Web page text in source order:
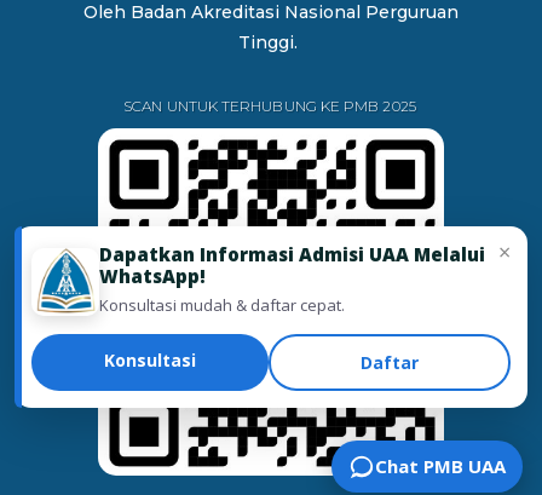
Oleh Badan Akreditasi Nasional Perguruan
Tinggi.
SCAN UNTUK TERHUBUNG KE PMB 2025
Chat PMB UAA
×
Dapatkan Informasi Admisi UAA Melalui
WhatsApp!
Konsultasi mudah & daftar cepat.
Konsultasi Daftar